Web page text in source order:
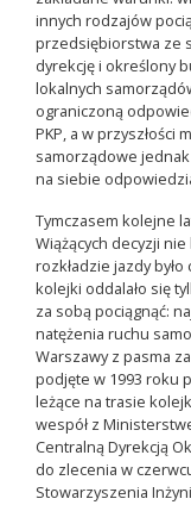
innych rodzajów
przedsiębiorstwa ze
dyrekcję i określony
lokalnych
ograniczoną
PKP, a w przyszłości
samorządowe
na siebie
Tymczasem kolejne
Wiążących decyzji nie
rozkładzie jazdy
kolejki oddalało się
za sobą pociągnąć:
natężenia ruchu
Warszawy z pasma
podjęte w 1993 roku
leżące na trasie
wespół z
Centralną Dyrekcją
do zlecenia w
Stowarzyszenia